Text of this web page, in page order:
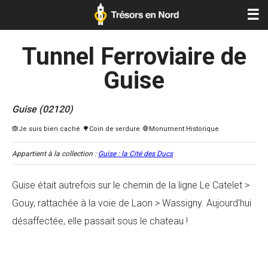
☰
Tunnel Ferroviaire de
Guise
Guise (02120)
Appartient à la collection : Guise : la Cité des Ducs
Guise était autrefois sur le chemin de la ligne Le Catelet >
Gouy, rattachée à la voie de Laon > Wassigny. Aujourd'hui
désaffectée, elle passait sous le chateau !